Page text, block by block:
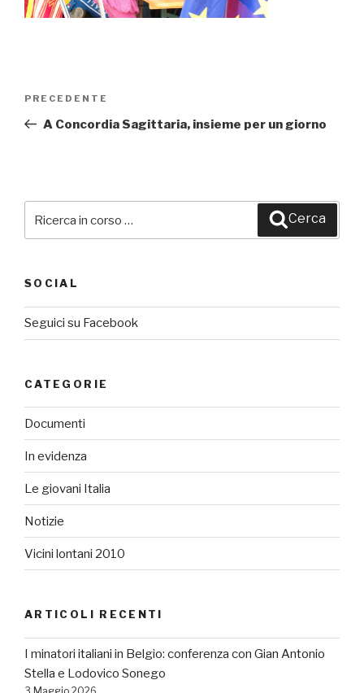
Articolo
precedente:
PRECEDENTE
A Concordia Sagittaria, insieme per un giorno
Cerca
SOCIAL
Seguici su Facebook
CATEGORIE
Documenti
In evidenza
Le giovani Italia
Notizie
Vicini lontani 2010
ARTICOLI RECENTI
I minatori italiani in Belgio: conferenza con Gian Antonio
Stella e Lodovico Sonego